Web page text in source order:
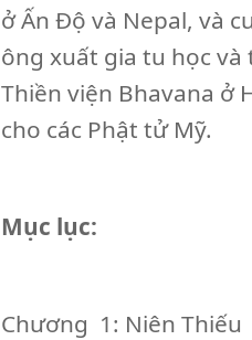
ở Ấn Độ và Nepal, và
ông xuất gia tu học
Thiền viện Bhavana ở
cho các Phật tử Mỹ.
Mục lục:
Chương 1: Niên Thiếu